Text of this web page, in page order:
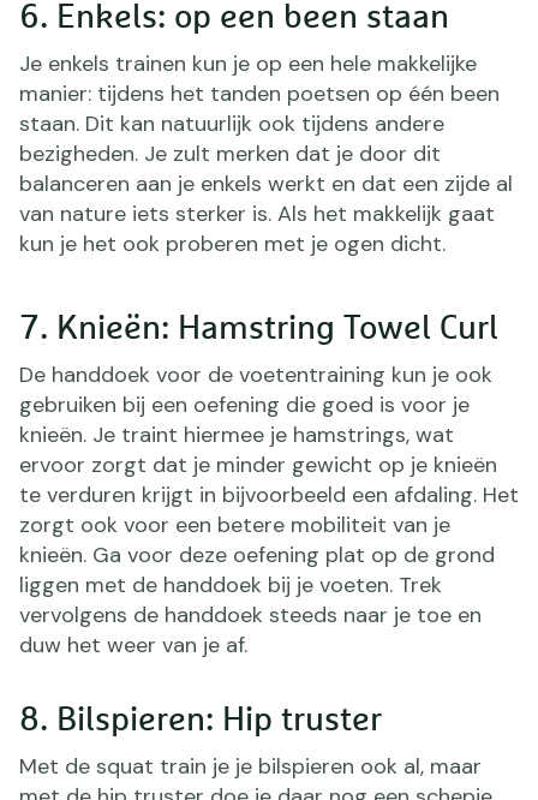
6. Enkels: op een been staan
Je enkels trainen kun je op een hele makkelijke
manier: tijdens het tanden poetsen op één been
staan. Dit kan natuurlijk ook tijdens andere
bezigheden. Je zult merken dat je door dit
balanceren aan je enkels werkt en dat een zijde al
van nature iets sterker is. Als het makkelijk gaat
kun je het ook proberen met je ogen dicht.
7. Knieën: Hamstring Towel Curl
De handdoek voor de voetentraining kun je ook
gebruiken bij een oefening die goed is voor je
knieën. Je traint hiermee je hamstrings, wat
ervoor zorgt dat je minder gewicht op je knieën
te verduren krijgt in bijvoorbeeld een afdaling. Het
zorgt ook voor een betere mobiliteit van je
knieën. Ga voor deze oefening plat op de grond
liggen met de handdoek bij je voeten. Trek
vervolgens de handdoek steeds naar je toe en
duw het weer van je af.
8. Bilspieren: Hip truster
Met de squat train je je bilspieren ook al, maar